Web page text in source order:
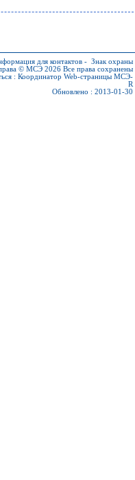
для контактов - Знак охраны
права © МСЭ 2026 Все права сохранены
: Координатор Web-страницы МСЭ-
R
Обновлено : 2013-01-30